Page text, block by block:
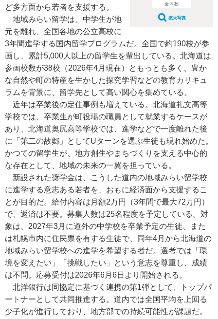
全 3 枚
拡大写真
ど多方面から若者を支援する。
地域みらい留学は、中学生が地
元を離れ、全国各地の公立高校に
3年間進学する国内留学プログラムだ。全国で約190校が参
画し、累計5,000人以上の留学生を輩出している。北海道は
参画校数が38校（2026年4月現在）ともっとも多く、豊か
な自然や町の特産を生かした探究学習などの教育カリキュ
ラムを背景に、留学先として高い関心を集めている。
近年は卒業後の定住事例も増えている。北海道礼文高等
学校では、卒業生が町役場の職員として就業するケースが
あり、北海道奥尻高等学校では、進学などで一度離れた後
に「第二の故郷」としてUターンを選ぶ生徒も現れ始めた。
かつての留学生が、地方創生やまちづくりを支える中心的
な存在として、地域の未来の一翼を担っている。
新設された奨学金は、こうした道内の地域みらい留学校
に進学する意志ある若者を、おもに経済面から支援するこ
とが目的だ。給付内容は月額2万円（3年間で最大72万円）
で、返済は不要。募集人数は25名程度を予定している。対
象は、2027年3月に道外の中学校を卒業予定の生徒、また
は札幌市内に住民票を有する生徒で、同年4月から北海道の
地域みらい留学校への進学を希望する者だ。選考では「環
境を変えたい」「挑戦したい」という意志を尊重し、成績
は不問。応募受付は2026年6月6日より開始される。
北洋銀行は同協定に基づく連携の第1弾として、トップパ
ートナーとして共同推進する。道内では全国平均を上回る
少子化が進行しており、地方部での持続可能性が課題だ。